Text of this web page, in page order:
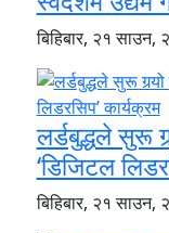
बिहिबार, २१ साउन,
लर्डबुद्धले सुरू
‘डिजिटल
बिहिबार, २१ साउन,